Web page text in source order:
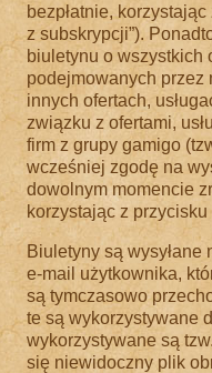
bezpłatnie,
z subskrypcji”).
biuletynu o wszystkich
podejmowanych przez
innych ofertach,
związku z ofertami,
firm z grupy gamigo
wcześniej zgodę na
dowolnym momencie
korzystając z
Biuletyny są
e-mail użytkownika,
są tymczasowo
te są wykorzystywane
wykorzystywane są
się niewidoczny plik